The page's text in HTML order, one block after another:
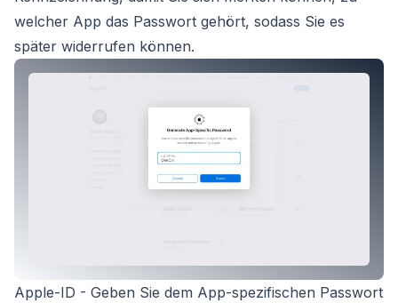
welcher App das Passwort gehört, sodass Sie es
später widerrufen können.
Apple-ID - Geben Sie dem App-spezifischen Passwort